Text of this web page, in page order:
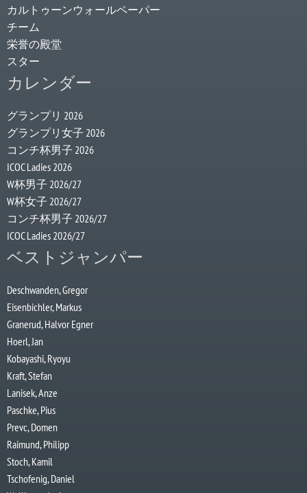
カルトゥーンウォールペーパー
チーム
栄誉の殿堂
スター
カレンダー
グランプリ 2026
グランプリ女子 2026
コンチ杯男子 2026
ICOC Ladies 2026
W杯男子 2026/27
W杯女子 2026/27
コンチ杯男子 2026/27
ICOC Ladies 2026/27
ベストジャンパー
Deschwanden, Gregor
Eisenbichler, Markus
Granerud, Halvor Egner
Hoerl, Jan
Kobayashi, Ryoyu
Kraft, Stefan
Lanisek, Anze
Paschke, Pius
Prevc, Domen
Raimund, Philipp
Stoch, Kamil
Tschofenig, Daniel